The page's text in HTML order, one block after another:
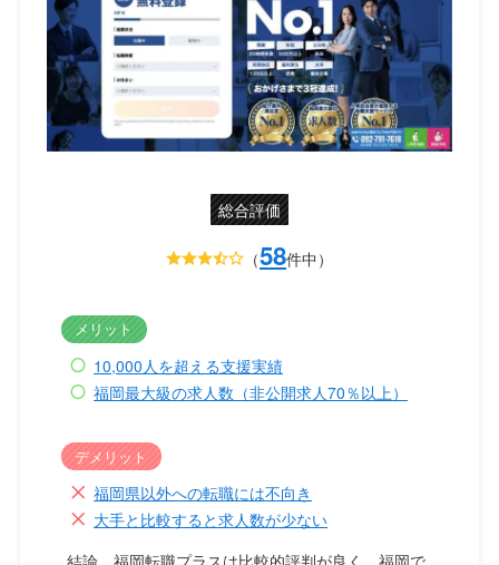
総合評価
（58件中）
メリット
10,000人を超える支援実績
福岡最大級の求人数（非公開求人70％以上）
デメリット
福岡県以外への転職には不向き
大手と比較すると求人数が少ない